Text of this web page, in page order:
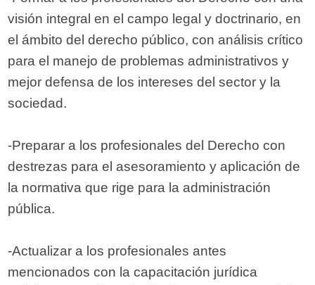
visión integral en el campo legal y doctrinario, en
el ámbito del derecho público, con análisis crítico
para el manejo de problemas administrativos y
mejor defensa de los intereses del sector y la
sociedad.
-Preparar a los profesionales del Derecho con
destrezas para el asesoramiento y aplicación de
la normativa que rige para la administración
pública.
-Actualizar a los profesionales antes
mencionados con la capacitación jurídica